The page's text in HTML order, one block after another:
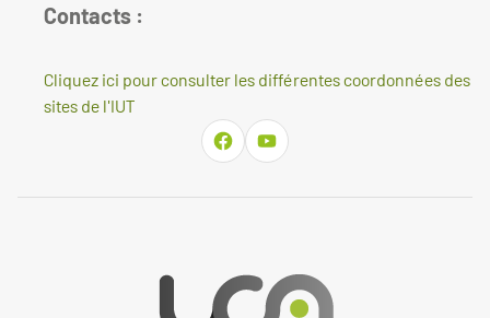
Contacts :
Cliquez ici pour consulter les différentes coordonnées des
sites de l'IUT